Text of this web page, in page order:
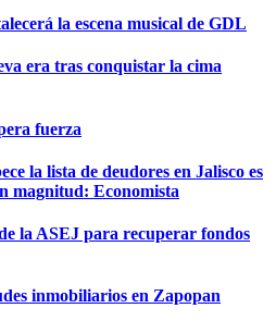
la escena musical de GDL
era tras conquistar la cima
fuerza
la lista de deudores en Jalisco es
magnitud: Economista
la ASEJ para recuperar fondos
inmobiliarios en Zapopan